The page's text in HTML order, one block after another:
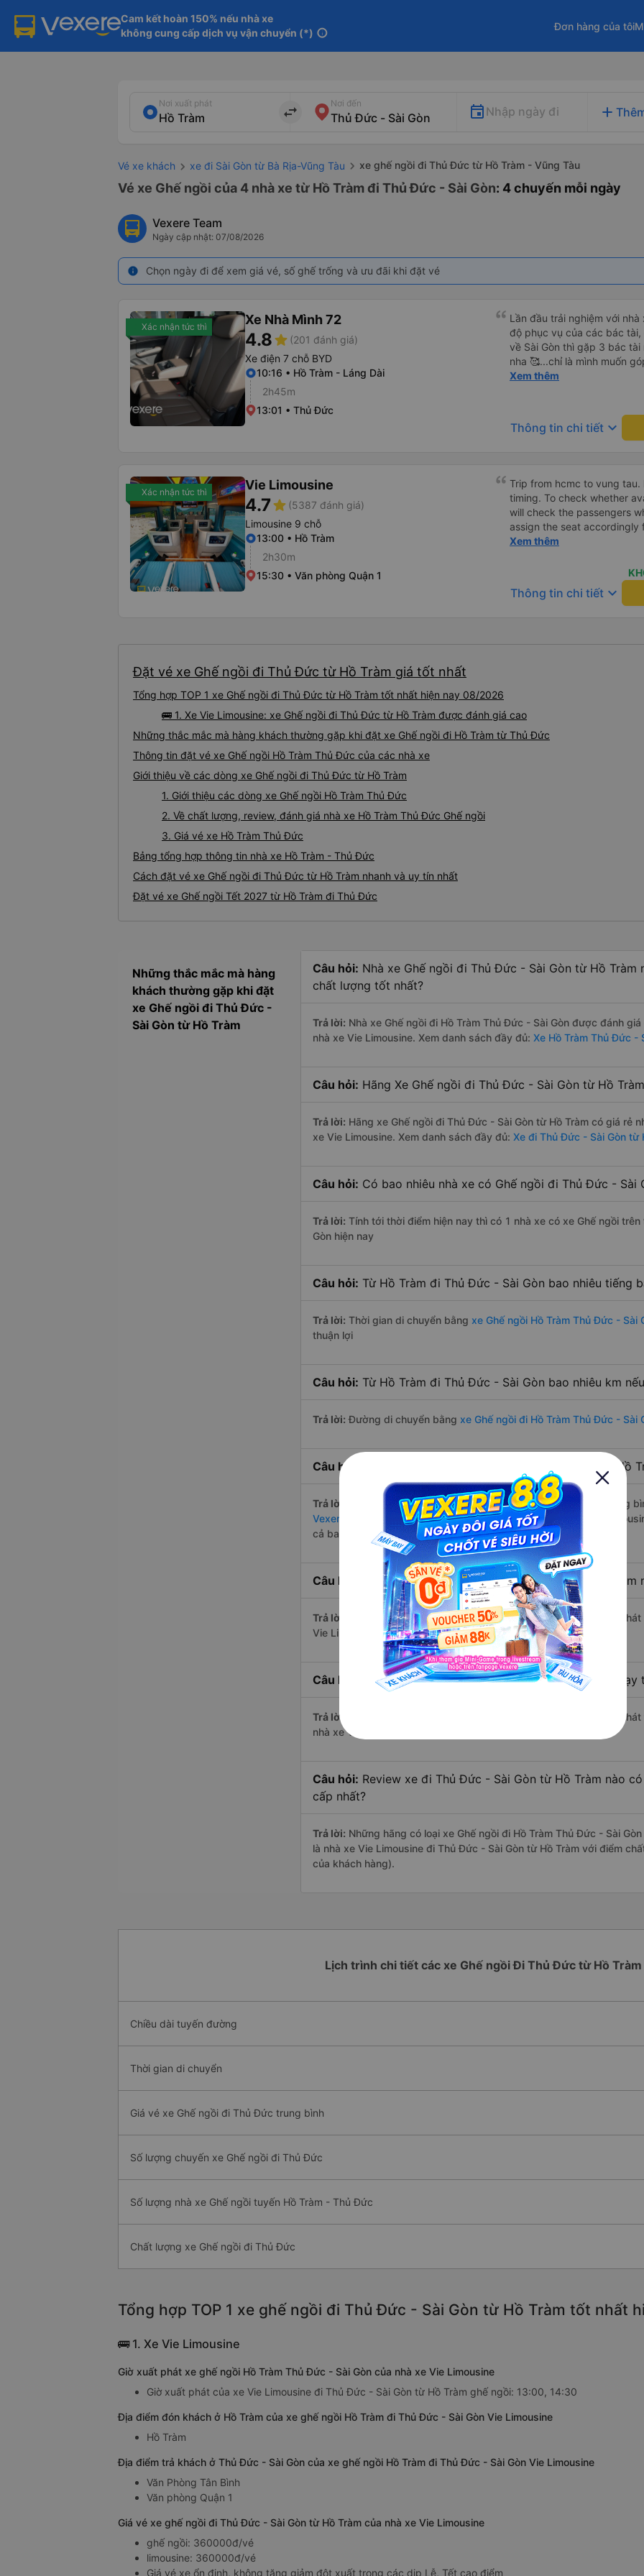
Cam kết hoàn 150% nếu nhà xe
không cung cấp dịch vụ vận chuyển (*) info
Đơn hàng của tôi
Nơi xuất phát
import_export
Nơi đến
Nhập ngày đi add
Vé xe khách xe đi Sài Gòn từ Bà Rịa-Vũng Tàu xe ghế ngồi đi Thủ Đức từ Hồ Tràm - Vũng Tàu
Vé xe Ghế ngồi của 4 nhà xe từ Hồ Tràm đi Thủ Đức - Sài Gòn: 4 chuyến mỗi ngày
Vexere Team
Ngày cập nhật: 07/08/2026
info Chọn ngày đi để xem giá vé, số ghế trống và ưu đãi khi đặt vé
Xác nhận tức thì Xe Nhà Mình 72
4.8star (201 đánh giá)
Xe điện 7 chỗ BYD
10:16 • Hồ Tràm - Láng Dài
2h45m
13:01 • Thủ Đức
Lần đầu trải nghiệm với
độ phục vụ của các bác tài,
về Sài Gòn thì gặp 3 bác
nha 🥰...chỉ là mình muốn
mình nghĩ chắc mấy bác tài
cho dù là vì lý do giờ giấc
mong các bác tài luôn cẩn
khách 💐💐💐
Xem thêm
Thông tin chi tiết keyboard_arrow_down
Xác nhận tức thì Vie Limousine
4.7star (5387 đánh giá)
Limousine 9 chỗ
13:00 • Hồ Tràm
2h30m
15:30 • Văn phòng Quận 1
Trip from hcmc to vung
timing. To check whether
will check the passengers
assign the seat
put your luggage. The
comfortable and you can
compared to other seat. It
stop point for Toilet break
the office can speak
thai sản và sắp xếp chỗ
Có không gian để đặt hành
hình LCD không hoạt động
Xem thêm
Thông tin chi tiết keyboard_arrow_down
Đặt vé xe Ghế ngồi đi Thủ Đức từ Hồ Tràm giá tốt nhất
Tổng hợp TOP 1 xe Ghế ngồi đi Thủ Đức từ Hồ Tràm tốt nhất hiện nay 08/2026
🚌 1. Xe Vie Limousine: xe Ghế ngồi đi Thủ Đức từ Hồ Tràm được đánh giá cao
Những thắc mắc mà hàng khách thường gặp khi đặt xe Ghế ngồi đi Hồ Tràm từ Thủ Đức
Thông tin đặt vé xe Ghế ngồi Hồ Tràm Thủ Đức của các nhà xe
Giới thiệu về các dòng xe Ghế ngồi đi Thủ Đức từ Hồ Tràm
1. Giới thiệu các dòng xe Ghế ngồi Hồ Tràm Thủ Đức
2. Về chất lượng, review, đánh giá nhà xe Hồ Tràm Thủ Đức Ghế ngồi
3. Giá vé xe Hồ Tràm Thủ Đức
Bảng tổng hợp thông tin nhà xe Hồ Tràm - Thủ Đức
Cách đặt vé xe Ghế ngồi đi Thủ Đức từ Hồ Tràm nhanh và uy tín nhất
Đặt vé xe Ghế ngồi Tết 2027 từ Hồ Tràm đi Thủ Đức
Những thắc mắc mà hàng
khách thường gặp khi đặt
xe Ghế ngồi đi Thủ Đức -
Sài Gòn từ Hồ Tràm
Câu hỏi: Nhà xe Ghế ngồi đi Thủ Đức - Sài Gòn từ Hồ Tràm
chất lượng tốt nhất?
Trả lời: Nhà xe Ghế ngồi đi Hồ Tràm Thủ Đức - Sài Gòn được đánh
nhà xe Vie Limousine. Xem danh sách đầy đủ: Xe Hồ Tràm Thủ Đức -
Câu hỏi: Hãng Xe Ghế ngồi đi Thủ Đức - Sài Gòn từ Hồ
Trả lời: Hãng xe Ghế ngồi đi Thủ Đức - Sài Gòn từ Hồ Tràm có giá rẻ
xe Vie Limousine. Xem danh sách đầy đủ: Xe đi Thủ Đức - Sài Gòn từ
Câu hỏi: Có bao nhiêu nhà xe có Ghế ngồi đi Thủ Đức - Sài
Trả lời: Tính tới thời điểm hiện nay thì có 1 nhà xe có xe Ghế ngồi
Gòn hiện nay
Câu hỏi: Từ Hồ Tràm đi Thủ Đức - Sài Gòn bao nhiêu tiếng
Trả lời: Thời gian di chuyển bằng xe Ghế ngồi Hồ Tràm Thủ Đức - Sài
thuận lợi
Câu hỏi: Từ Hồ Tràm đi Thủ Đức - Sài Gòn bao nhiêu km
Trả lời: Đường di chuyển bằng xe Ghế ngồi đi Hồ Tràm Thủ Đức - Sài
Câu hỏi: Mỗi ngày có bao nhiêu chuyến xe Ghế ngồi đi Hồ
Trả lời: Tuyến đườngxe Ghế ngồi Hồ Tràm Thủ Đức - Sài Gòn
trung
Vexere.com
bắt đầu từ 13:00 đến 14:30 bởi 1 nhà xe: xe Vie
cả ban ngày, buổi trưa, buổi chiều, ban đêm
Câu hỏi: Nhà xe Ghế ngồi đi Thủ Đức - Sài Gòn từ Hồ Tràm
Trả lời: ChuyếnGhế ngồi Hồ Tràm Thủ Đức - Sài Gòncó giờ xuất phát
Vie Limousine.
Câu hỏi: Nhà xe đi Thủ Đức - Sài Gòn từ Hồ Tràm nào chạy
Trả lời:
có giờ xuất
nhà xe Vie Limousine.
Câu hỏi: Review xe đi Thủ Đức - Sài Gòn từ Hồ Tràm nào
cấp nhất?
Trả lời: Những hãng có loại xe Ghế ngồi đi Hồ Tràm Thủ Đức - Sài
là nhà xe Vie Limousine đi Thủ Đức - Sài Gòn từ Hồ Tràm với điểm
của khách hàng).
Lịch trình chi tiết các xe Ghế ngồi Đi Thủ Đức từ Hồ Tràm
Chiều dài tuyến đường
Thời gian di chuyển
Giá vé xe Ghế ngồi đi Thủ Đức trung bình
Số lượng chuyến xe Ghế ngồi đi Thủ Đức
Số lượng nhà xe Ghế ngồi tuyến Hồ Tràm - Thủ Đức
Chất lượng xe Ghế ngồi đi Thủ Đức
Tổng hợp TOP 1 xe ghế ngồi đi Thủ Đức - Sài Gòn từ Hồ Tràm tốt nhất
🚌 1. Xe Vie Limousine
Giờ xuất phát xe ghế ngồi Hồ Tràm Thủ Đức - Sài Gòn của nhà xe Vie Limousine
Giờ xuất phát của xe Vie Limousine đi Thủ Đức - Sài Gòn từ Hồ Tràm ghế ngồi: 13:00, 14:30
Địa điểm đón khách ở Hồ Tràm của xe ghế ngồi Hồ Tràm đi Thủ Đức - Sài Gòn Vie Limousine
Hồ Tràm
Địa điểm trả khách ở Thủ Đức - Sài Gòn của xe ghế ngồi Hồ Tràm đi Thủ Đức - Sài Gòn Vie Limousine
Văn Phòng Tân Bình
Văn phòng Quận 1
Giá vé xe ghế ngồi đi Thủ Đức - Sài Gòn từ Hồ Tràm của nhà xe Vie Limousine
ghế ngồi: 360000đ/vé
limousine: 360000đ/vé
Giá vé xe ổn định, không tăng giảm đột xuất trong các dịp Lễ, Tết cao điểm